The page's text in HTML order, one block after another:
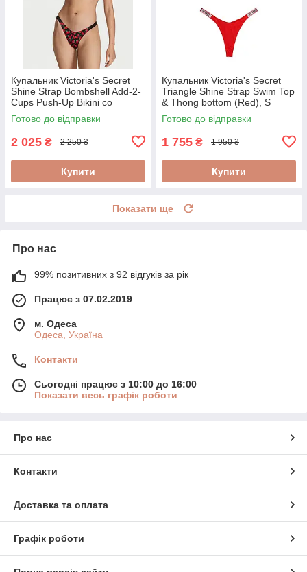
Купальник Victoria's Secret
Shine Strap Bombshell Add-2-
Cups Push-Up Bikini со
стразами (Berry), 34B/S
Готово до відправки
2 025 ₴ 2 250 ₴
Купити
Купальник Victoria's Secret
Triangle Shine Strap Swim Top
& Thong bottom (Red), S
Готово до відправки
1 755 ₴ 1 950 ₴
Купити
Показати ще
Про нас
99% позитивних з 92 відгуків за рік
Працює з 07.02.2019
м. Одеса
Одеса, Україна
Контакти
Сьогодні працює з 10:00 до 16:00
Показати весь графік роботи
Про нас
Контакти
Доставка та оплата
Графік роботи